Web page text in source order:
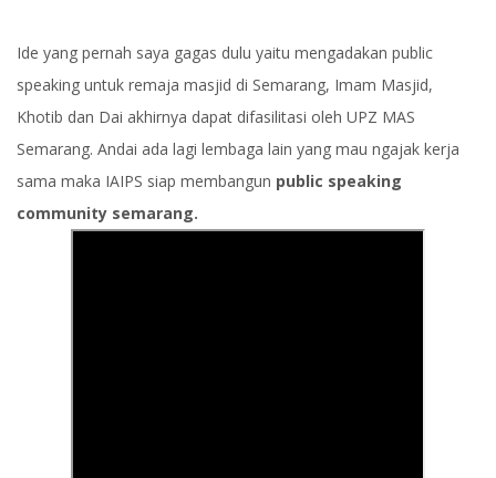
Ide yang pernah saya gagas dulu yaitu mengadakan public
speaking untuk remaja masjid di Semarang, Imam Masjid,
Khotib dan Dai akhirnya dapat difasilitasi oleh UPZ MAS
Semarang. Andai ada lagi lembaga lain yang mau ngajak kerja
sama maka IAIPS siap membangun public speaking
community semarang.